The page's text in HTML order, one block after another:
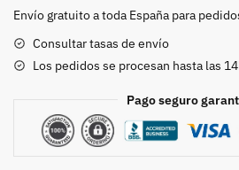
8717
Envío gratuito a toda España para
Consultar tasas de envío
Los pedidos se procesan hasta las
Pago seguro